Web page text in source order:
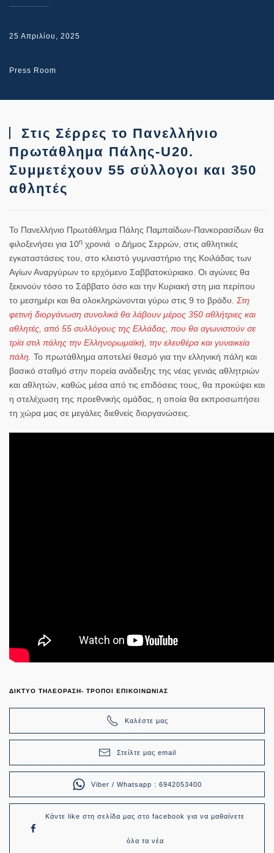
25 Απριλίου, 2025
Press Room
Στις Σέρρες το Πανελλήνιο
Πρωτάθλημα Πάλης-U20.
Συμμετέχουν 55 σύλλογοι και 350
αθλητές
Το Πανελλήνιο Πρωτάθλημα Πάλης Παμπαίδων-Πανκορασίδων θα
φιλοξενήσει για 10η χρονιά ο Δήμος Σερρών, στις αθλητικές
εγκαταστάσεις του, στο κλειστό γυμναστήριο της Κοιλάδας των
Αγίων Αναργύρων το ερχόμενο Σαββατοκύριακο. Οι αγώνες θα
ξεκινούν τόσο το Σάββατο όσο και την Κυριακή στη μια περίπου
το μεσημέρι και θα ολοκληρώνονται γύρω στις 9 το βράδυ. Στη
φετινή διοργάνωση συνολικά θα λάβουν μέρος 350 αθλήτριες και
αθλητές, από 55 συλλόγους της Ελλάδας, που θα αγωνιστούν σε
τρία στιλ πάλης την Ελληνορωμαϊκή, την ελευθέρα και γυναικεία
πάλη. Το πρωτάθλημα αποτελεί θεσμό για την ελληνική πάλη και
βασικό σταθμό στην πορεία ανάδειξης της νέας γενιάς αθλητριών
και αθλητών, καθώς μέσα από τις επιδόσεις τους, θα προκύψει και
η στελέχωση της προεθνικής ομάδας, η οποία θα εκπροσωπήσει
τη χώρα μας σε μεγάλες διεθνείς διοργανώσεις.
ΔΙΚΤΥΟ ΤΗΛΕΟΡΑΣΗ- ΤΡΟΠΟΙ ΕΠΙΚΟΙΝΩΝΙΑΣ
Καλέστε μας
Στείλτε μας email
Viber / Whatsapp : 6942053400
Κάντε like στη σελίδα μας στο facebook για να μαθαίνετε
όλα τα νέα